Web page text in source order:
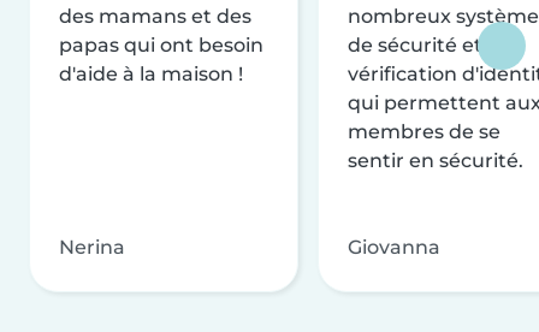
des mamans et des
papas qui ont besoin
d'aide à la maison !
Nerina
nombreux
de sécurité et de
vérification
qui permettent
membres de se
sentir en sécurité.
Giovanna